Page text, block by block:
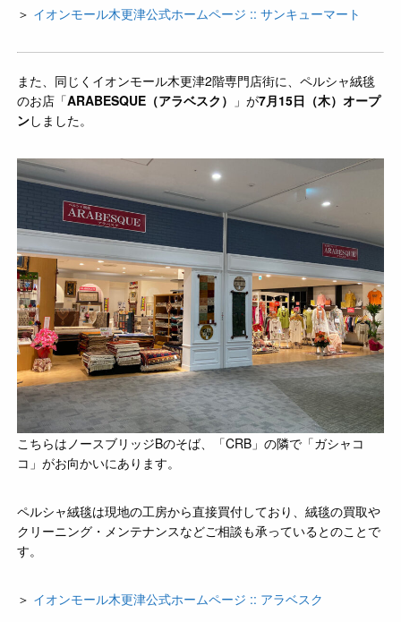
＞ イオンモール木更津公式ホームページ :: サンキューマート
また、同じくイオンモール木更津2階専門店街に、ペルシャ絨毯
のお店「ARABESQUE（アラベスク） 」が7月15日（木）オープ
ンしました。
こちらはノースブリッジBのそば、「CRB」の隣で「ガシャコ
コ」がお向かいにあります。
ペルシャ絨毯は現地の工房から直接買付しており、絨毯の買取や
クリーニング・メンテナンスなどご相談も承っているとのことで
す。
＞ イオンモール木更津公式ホームページ :: アラベスク